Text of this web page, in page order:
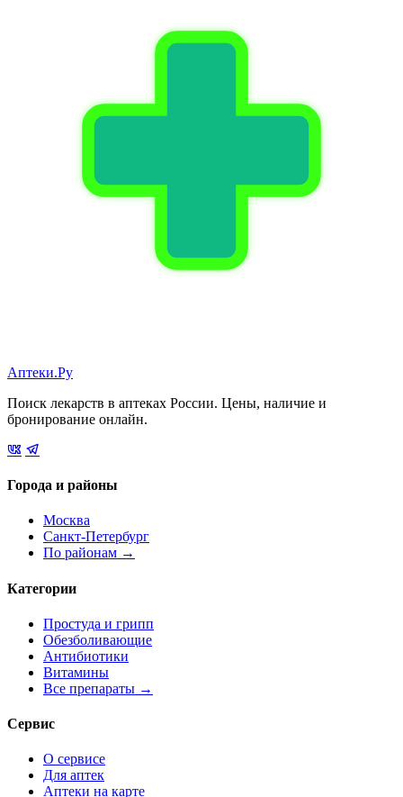
Аптеки.Ру
Поиск лекарств в аптеках России. Цены, наличие и
бронирование онлайн.
Города и районы
Москва
Санкт-Петербург
По районам →
Категории
Простуда и грипп
Обезболивающие
Антибиотики
Витамины
Все препараты →
Сервис
О сервисе
Для аптек
Аптеки на карте